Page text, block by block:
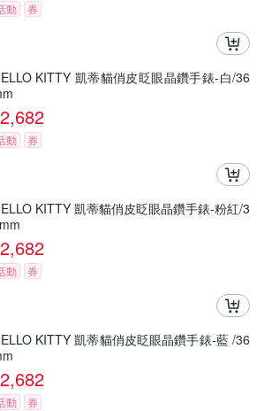
動 券
KITTY 凱蒂貓俏皮眨眼晶鑽手錶-白/36
2,682
動 券
KITTY 凱蒂貓俏皮眨眼晶鑽手錶-粉紅/3
2,682
動 券
KITTY 凱蒂貓俏皮眨眼晶鑽手錶-藍 /36
2,682
動 券